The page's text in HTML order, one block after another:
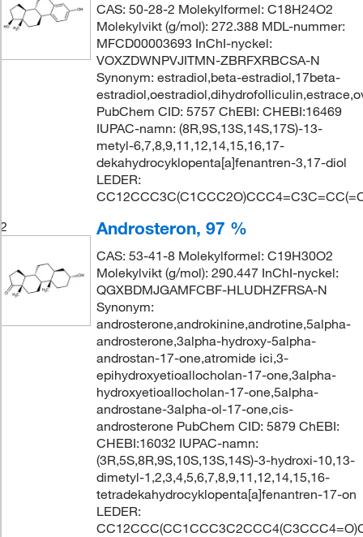
CAS: 50-28-2 Molekylformel: C18H24O2
Molekylvikt (g/mol): 272.388 MDL-nummer:
MFCD00003693 InChI-nyckel:
VOXZDWNPVJITMN-ZBRFXRBCSA-N
Synonym: estradiol,beta-estradiol,17beta-
PubChem CID: 5757 ChEBI: CHEBI:16469
IUPAC-namn: (8R,9S,13S,14S,17S)-13-
metyl-6,7,8,9,11,12,14,15,16,17-
dekahydrocyklopenta[a]fenantren-3,17-diol
LEDER:
2
Androsteron, 97 %
CAS: 53-41-8 Molekylformel: C19H30O2
Molekylvikt (g/mol): 290.447 InChI-nyckel:
QGXBDMJGAMFCBF-HLUDHZFRSA-N
Synonym:
androsterone,androkinine,androtine,5alpha-
androsterone,3alpha-hydroxy-5alpha-
androstan-17-one,atromide ici,3-
epihydroxyetioallocholan-17-one,3alpha-
hydroxyetioallocholan-17-one,5alpha-
androstane-3alpha-ol-17-one,cis-
androsterone PubChem CID: 5879 ChEBI:
CHEBI:16032 IUPAC-namn:
(3R,5S,8R,9S,10S,13S,14S)-3-hydroxi-10,13-
dimetyl-1,2,3,4,5,6,7,8,9,11,12,14,15,16-
tetradekahydrocyklopenta[a]fenantren-17-on
LEDER: